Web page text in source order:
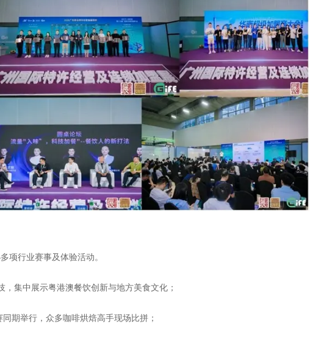
项行业赛事及体验活动。
集中展示粤港澳餐饮创新与地方美食文化；
期举行，众多咖啡烘焙高手现场比拼；